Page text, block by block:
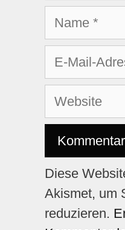
Diese
Akismet, um
reduzieren.